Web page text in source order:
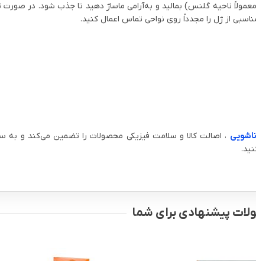
قبل از رابطه روی ناحیه‌ی موردنظر (معمولاً ناحیه گلنس) بمالید و به‌آرامی ماساژ دهید
از ژل را مجدداً روی نواحی تماس اعمال کنید.
، اصالت کالا و سلامت فیزیکی محصولات را تضمین می‌کند و به
پیشنهادی برای شما